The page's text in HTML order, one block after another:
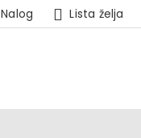
Nalog Lista želja